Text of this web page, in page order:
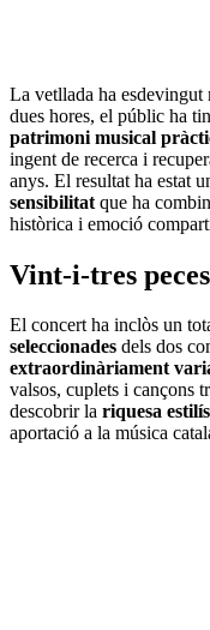
La vetllada ha
dues hores, el públic ha
patrimoni musical
ingent de recerca i
anys. El resultat ha estat
sensibilitat que ha
històrica i emoció
Vint-i-tres
El concert ha inclòs un
seleccionades dels dos
extraordinàriament
valsos, cuplets i cançons
descobrir la riquesa
aportació a la música